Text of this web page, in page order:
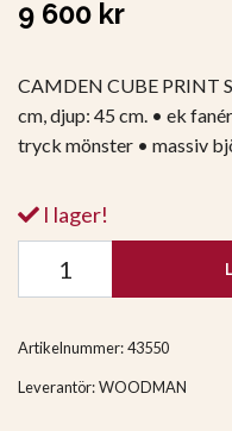
9 600 kr
CAMDEN CUBE PRINT
cm, djup: 45 cm. • ek
tryck mönster • massiv
I lager!
Artikelnummer:43550
Leverantör:WOODMAN